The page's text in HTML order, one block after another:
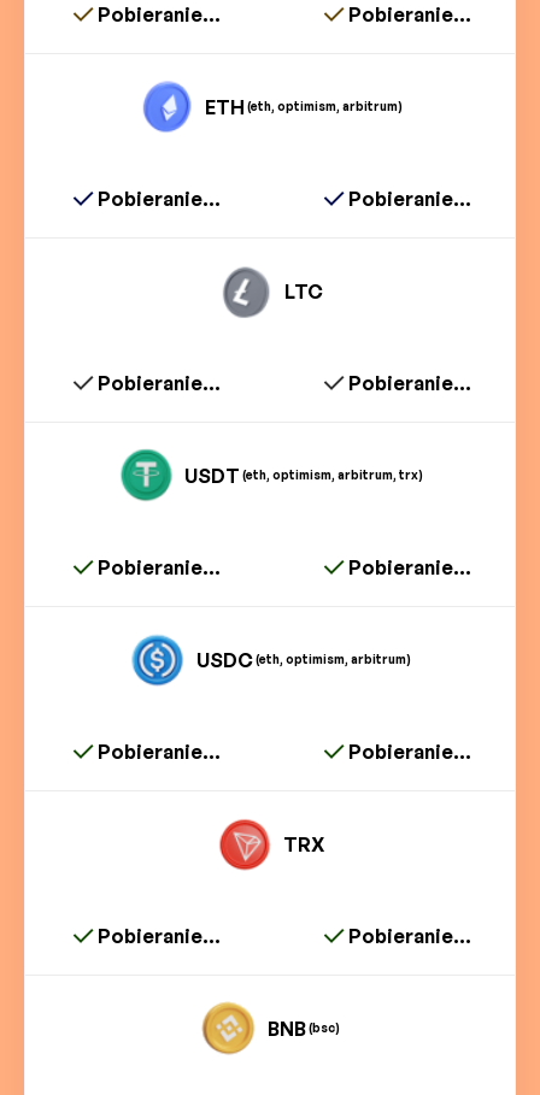
Pobieranie... Pobieranie...
ETH (eth, optimism, arbitrum)
Pobieranie... Pobieranie...
LTC
Pobieranie... Pobieranie...
USDT (eth, optimism, arbitrum, trx)
Pobieranie... Pobieranie...
USDC(eth, optimism, arbitrum)
Pobieranie... Pobieranie...
TRX
Pobieranie... Pobieranie...
BNB(bsc)